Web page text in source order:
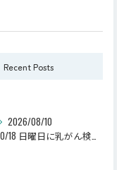
Recent Posts
2026/08/10
10/18 日曜日に乳がん検診が受けられます （J.M.S：ジャパン・マンモグラフィー・サンデー）